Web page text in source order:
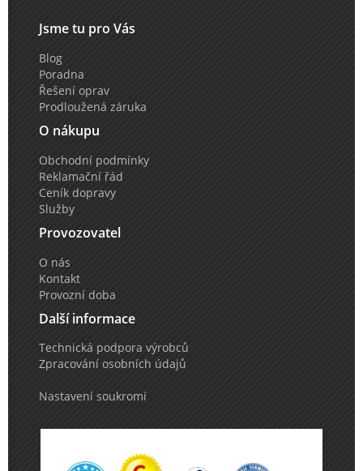
Jsme tu pro Vás
Blog
Poradna
Řešení oprav
Prodloužená záruka
O nákupu
Obchodní podmínky
Reklamační řád
Ceník dopravy
Služby
Provozovatel
O nás
Kontakt
Provozní doba
Další informace
Technická podpora výrobců
Zpracování osobních údajů
Nastavení soukromí